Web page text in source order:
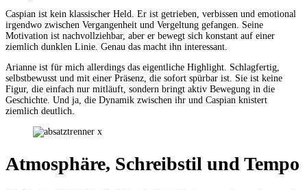
Caspian ist kein klassischer Held. Er ist getrieben, verbissen und emotional
irgendwo zwischen Vergangenheit und Vergeltung gefangen. Seine
Motivation ist nachvollziehbar, aber er bewegt sich konstant auf einer
ziemlich dunklen Linie. Genau das macht ihn interessant.
Arianne ist für mich allerdings das eigentliche Highlight. Schlagfertig,
selbstbewusst und mit einer Präsenz, die sofort spürbar ist. Sie ist keine
Figur, die einfach nur mitläuft, sondern bringt aktiv Bewegung in die
Geschichte. Und ja, die Dynamik zwischen ihr und Caspian knistert
ziemlich deutlich.
Atmosphäre, Schreibstil und Tempo